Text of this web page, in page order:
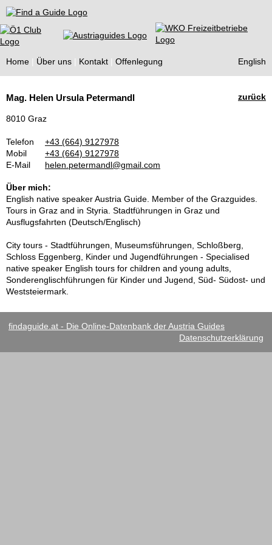
Find a Guide
Home Über uns Kontakt Offenlegung English
Guides
zurück
Mag. Helen Ursula Petermandl
8010 Graz
Telefon
+43 (664) 9127978
Mobil
+43 (664) 9127978
E-Mail
helen.petermandl@gmail.com
Über mich:
English native speaker Austria Guide. Member of the Grazguides.
Tours in Graz and in Styria. Stadtführungen in Graz und
Ausflugsfahrten (Deutsch/Englisch)
City tours - Stadtführungen, Museumsführungen, Schloßberg,
Schloss Eggenberg, Kinder und Jugendführungen - Specialised
native speaker English tours for children and young adults,
Sonderenglischführungen für Kinder und Jugend, Süd- Südost- und
Weststeiermark.
findaguide.at - Die Online-Datenbank der Austria Guides
Datenschutzerklärung